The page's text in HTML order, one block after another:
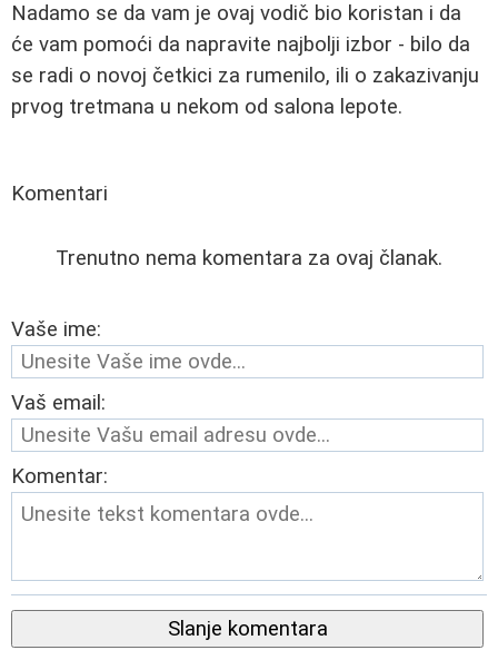
Nadamo se da vam je ovaj vodič bio koristan i da
će vam pomoći da napravite najbolji izbor - bilo da
se radi o novoj četkici za rumenilo, ili o zakazivanju
prvog tretmana u nekom od salona lepote.
Komentari
Trenutno nema komentara za ovaj članak.
Vaše ime:
Vaš email:
Komentar:
Slanje komentara